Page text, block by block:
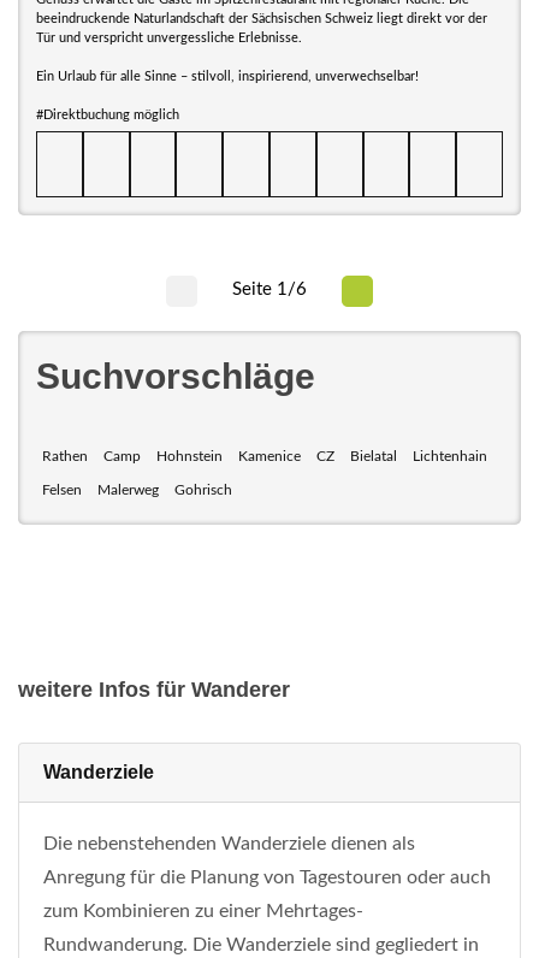
beeindruckende Naturlandschaft der Sächsischen Schweiz liegt direkt vor der
Tür und verspricht unvergessliche Erlebnisse.
Ein Urlaub für alle Sinne – stilvoll, inspirierend, unverwechselbar!
#Direktbuchung möglich
Seite 1/6
Suchvorschläge
Rathen Camp Hohnstein Kamenice CZ Bielatal Lichtenhain
Felsen Malerweg Gohrisch
weitere Infos für Wanderer
Wanderziele
Die nebenstehenden Wanderziele dienen als
Anregung für die Planung von Tagestouren oder auch
zum Kombinieren zu einer Mehrtages-
Rundwanderung. Die Wanderziele sind gegliedert in